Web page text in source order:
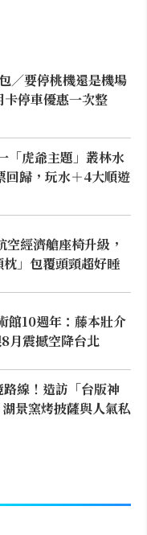
／要停桃機還是機場
停車優惠一次整
「虎爺主題」叢林水
回歸，玩水＋4大順遊
經濟艙座椅升級，
」包覆頭頸超好睡
館10週年：藤本壯介
月震撼空降台北
線！造訪「台版神
景窯烤披薩與人氣私